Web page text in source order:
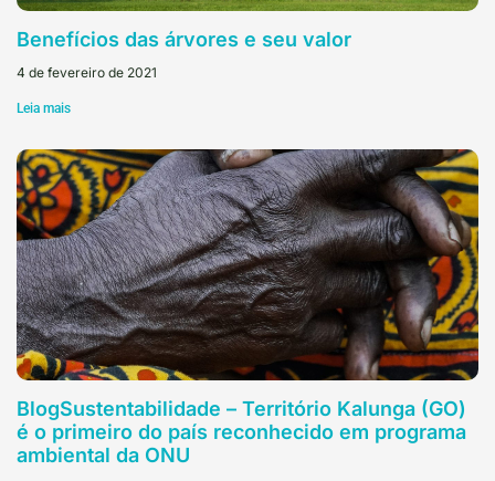
Benefícios das árvores e seu valor
4 de fevereiro de 2021
Leia mais
BlogSustentabilidade – Território Kalunga (GO)
é o primeiro do país reconhecido em programa
ambiental da ONU